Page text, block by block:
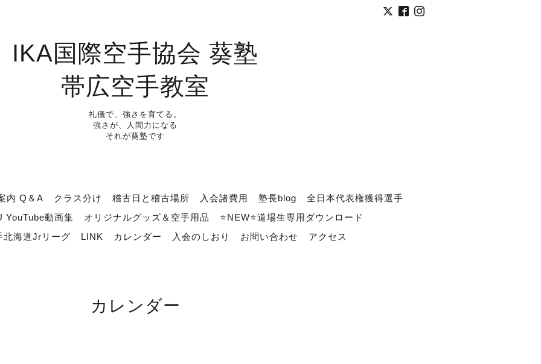
IKA国際空手協会 葵塾
帯広空手教室
礼儀で、強さを育てる。
強さが、人間力になる
それが葵塾です
内 Q＆A クラス分け 稽古日と稽古場所 入会諸費用 塾長blog
全日本代表権獲得選手
YouTube動画集
オリジナルグッズ＆空手用品
⭐NEW⭐道場生専用ダウンロード
北海道Jrリーグ
LINK カレンダー 入会のしおり お問い合わせ アクセス
カレンダー